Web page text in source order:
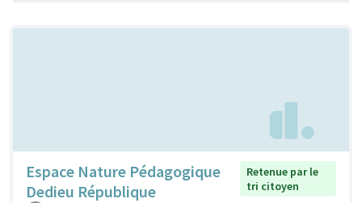
Espace Nature Pédagogique
Dedieu République
Retenue par le
tri citoyen